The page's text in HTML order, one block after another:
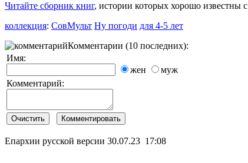
Читайте сборник книг, истории которых хорошо известны
коллекция: СовМульт Ну погоди для 4-5 лет
Комментарии (10 последних):
Имя:
жен
муж
Комментарий:
Епархии русской версии 30.07.23 17:08